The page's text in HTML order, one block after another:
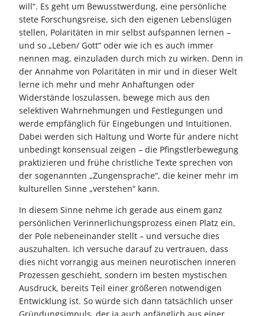
will“. Es geht um Bewusstwerdung, eine persönliche
stete Forschungsreise, sich den eigenen Lebenslügen
stellen, Polaritäten in mir selbst aufspannen lernen –
und so „Leben/ Gott“ oder wie ich es auch immer
nennen mag, einzuladen durch mich zu wirken. Denn in
der Annahme von Polaritäten in mir und in dieser Welt
lerne ich mehr und mehr Anhaftungen oder
Widerstände loszulassen, bewege mich aus den
selektiven Wahrnehmungen und Festlegungen und
werde empfänglich für Eingebungen und Intuitionen.
Dabei werden sich Haltung und Worte für andere nicht
unbedingt konsensual zeigen – die Pfingstlerbewegung
praktizieren und frühe christliche Texte sprechen von
der sogenannten „Zungensprache“, die keiner mehr im
kulturellen Sinne „verstehen“ kann.
In diesem Sinne nehme ich gerade aus einem ganz
persönlichen Verinnerlichungsprozess einen Platz ein,
der Pole nebeneinander stellt – und versuche dies
auszuhalten. Ich versuche darauf zu vertrauen, dass
dies nicht vorrangig aus meinen neurotischen inneren
Prozessen geschieht, sondern im besten mystischen
Ausdruck, bereits Teil einer größeren notwendigen
Entwicklung ist. So würde sich dann tatsächlich unser